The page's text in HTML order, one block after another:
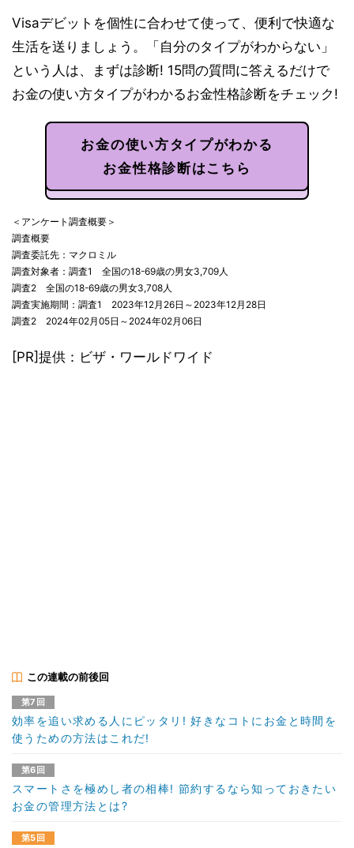
Visaデビットを個性に合わせて使って、便利で快適な
生活を送りましょう。「自分のタイプがわからない」
という人は、まずは診断! 15問の質問に答えるだけで
お金の使い方タイプがわかるお金性格診断をチェック!
お金の使い方タイプがわかる
お金性格診断はこちら
＜アンケート調査概要＞
調査概要
調査委託先：マクロミル
調査対象者：調査1 全国の18-69歳の男女3,709人
調査2 全国の18-69歳の男女3,708人
調査実施期間：調査1 2023年12月26日～2023年12月28日
調査2 2024年02月05日～2024年02月06日
[PR]提供：ビザ・ワールドワイド
この連載の前後回
第7回
効率を追い求める人にピッタリ! 好きなコトにお金と時間を
使うための方法はこれだ!
第6回
スマートさを極めし者の相棒! 節約するなら知っておきたい
お金の管理方法とは?
第5回